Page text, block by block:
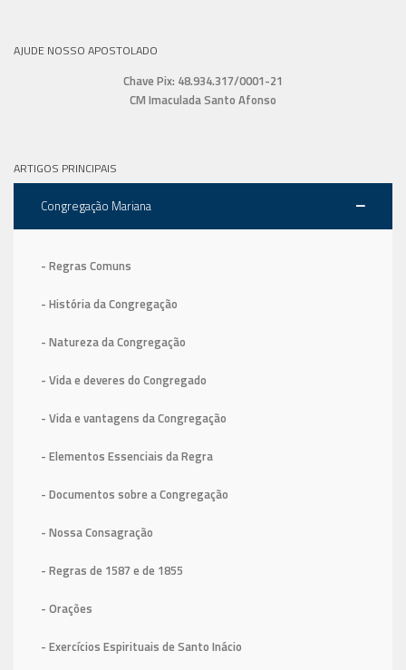
AJUDE NOSSO APOSTOLADO
Chave Pix: 48.934.317/0001-21
CM Imaculada Santo Afonso
ARTIGOS PRINCIPAIS
Congregação Mariana
- Regras Comuns
- História da Congregação
- Natureza da Congregação
- Vida e deveres do Congregado
- Vida e vantagens da Congregação
- Elementos Essenciais da Regra
- Documentos sobre a Congregação
- Nossa Consagração
- Regras de 1587 e de 1855
- Orações
- Exercícios Espirituais de Santo Inácio